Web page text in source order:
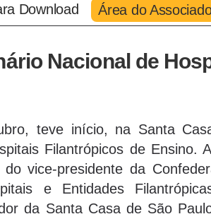
Download Área do
Nacional de
teve início, na Santa
Filantrópicos de Ensino.
vice-presidente da
e Entidades
da Santa Casa de São